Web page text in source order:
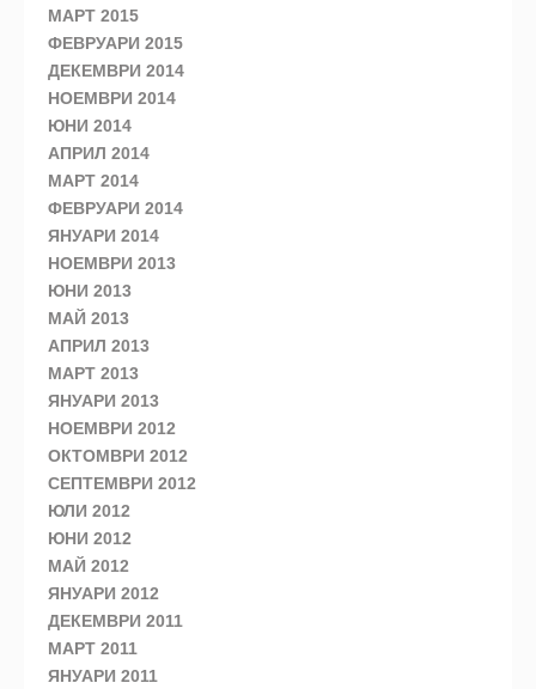
МАРТ 2015
ФЕВРУАРИ 2015
ДЕКЕМВРИ 2014
НОЕМВРИ 2014
ЮНИ 2014
АПРИЛ 2014
МАРТ 2014
ФЕВРУАРИ 2014
ЯНУАРИ 2014
НОЕМВРИ 2013
ЮНИ 2013
МАЙ 2013
АПРИЛ 2013
МАРТ 2013
ЯНУАРИ 2013
НОЕМВРИ 2012
ОКТОМВРИ 2012
СЕПТЕМВРИ 2012
ЮЛИ 2012
ЮНИ 2012
МАЙ 2012
ЯНУАРИ 2012
ДЕКЕМВРИ 2011
МАРТ 2011
ЯНУАРИ 2011